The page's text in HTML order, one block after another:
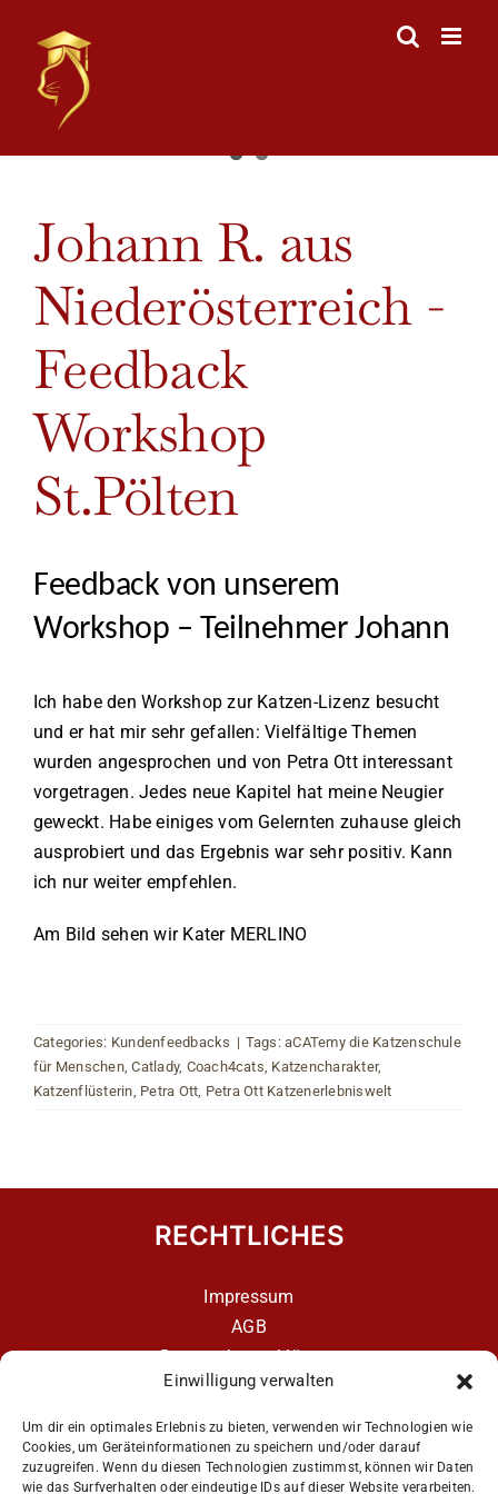
Einwilligung verwalten
Um dir ein optimales Erlebnis zu bieten, verwenden wir Technologien wie
Cookies, um Geräteinformationen zu speichern und/oder darauf
zuzugreifen. Wenn du diesen Technologien zustimmst, können wir Daten
wie das Surfverhalten oder eindeutige IDs auf dieser Website verarbeiten.
content
Larger
Image
Johann R. aus
Niederösterreich -
Feedback
Workshop
St.Pölten
Feedback von unserem
Workshop – Teilnehmer Johann
Ich habe den Workshop zur Katzen-Lizenz besucht
und er hat mir sehr gefallen: Vielfältige Themen
wurden angesprochen und von Petra Ott interessant
vorgetragen. Jedes neue Kapitel hat meine Neugier
geweckt. Habe einiges vom Gelernten zuhause gleich
ausprobiert und das Ergebnis war sehr positiv. Kann
ich nur weiter empfehlen.
Am Bild sehen wir Kater MERLINO
Categories: Kundenfeedbacks | Tags:aCATemy die Katzenschule
für Menschen,Catlady, Coach4cats, Katzencharakter,
Katzenflüsterin, Petra Ott, Petra Ott Katzenerlebniswelt
RECHTLICHES
Impressum
AGB
Datenschutzerklärung
Datenschutzerklärung – aCATemy Katzentraining
App